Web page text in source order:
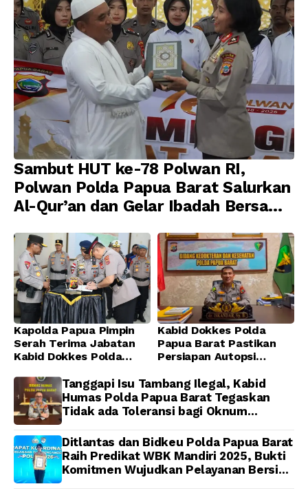
Sambut HUT ke-78 Polwan RI,
Polwan Polda Papua Barat Salurkan
Al-Qur’an dan Gelar Ibadah Bersama
Kapolda Papua Pimpin
Serah Terima Jabatan
Kabid Dokkes Polda
Kabid Dokkes Polda
Papua Barat Pastikan
Persiapan Autopsi
Papua Barat Yanto
Idorway Telah Matang,
Pelaksanaan
Dijadwalkan Kamis
Tanggapi Isu Tambang Ilegal, Kabid
Humas Polda Papua Barat Tegaskan
Tidak ada Toleransi bagi Oknum
Ditlantas dan Bidkeu Polda Papua Barat
Raih Predikat WBK Mandiri 2025, Bukti
Komitmen Wujudkan Pelayanan Bersih